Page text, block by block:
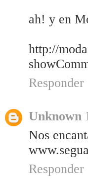
ah! y en
http://
Responder
Unknown
Nos
Responder